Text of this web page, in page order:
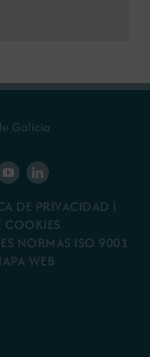
DE PRIVACIDAD |
COOKIES
NORMAS ISO 9001
WEB